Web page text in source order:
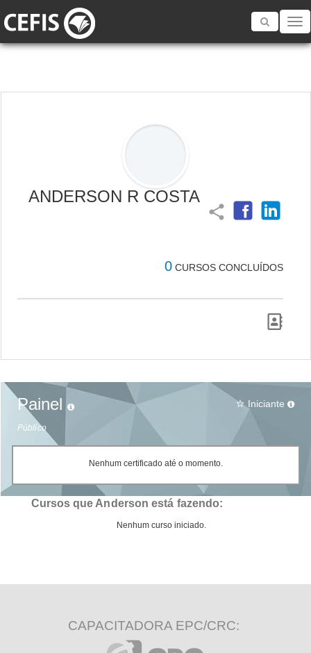
Toggle
ANDERSON R COSTA
share
0 CURSOS CONCLUÍDOS
Painel
Público
star_border Iniciante
Nenhum certificado até o momento.
Cursos que Anderson está fazendo:
Nenhum curso iniciado.
CAPACITADORA EPC/CRC: